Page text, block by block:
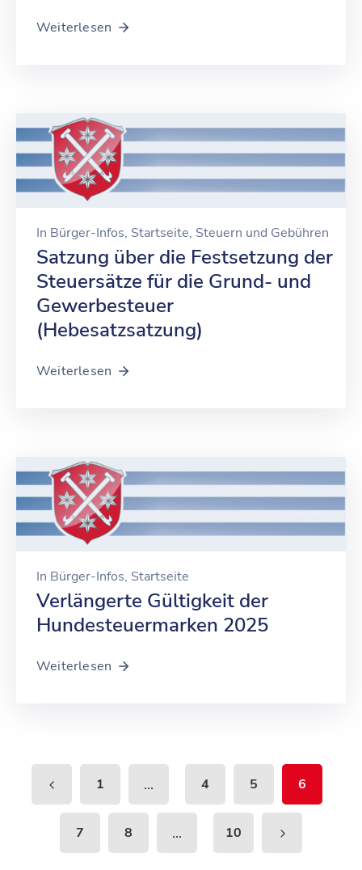
Weiterlesen
In Bürger-Infos‚ Startseite‚ Steuern und Gebühren
Satzung über die Festsetzung der
Steuersätze für die Grund- und
Gewerbesteuer
(Hebesatzsatzung)
Weiterlesen
In Bürger-Infos‚ Startseite
Verlängerte Gültigkeit der
Hundesteuermarken 2025
Weiterlesen
1 ... 4 5 6
7 8 ... 10